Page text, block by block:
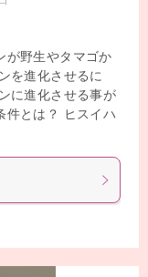
が野生やタマゴか
を進化させるに
に進化させる事が
件とは？ ヒスイハ